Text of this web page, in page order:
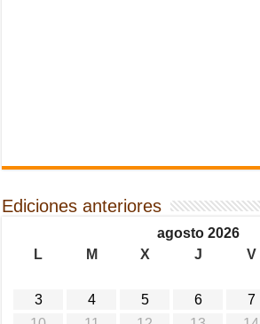
Ediciones anteriores
agosto 2026
L
M X J V
3
4 5 6 7